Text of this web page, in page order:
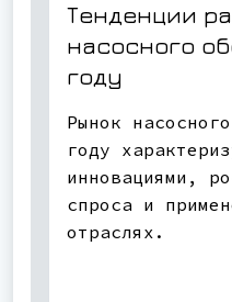
Тенденции
насосного
году
Рынок
году
инновациями,
спроса и
отраслях.